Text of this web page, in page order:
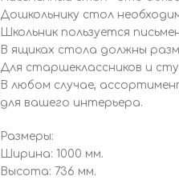
Дошкольнику стол
Школьник пользуется
В ящиках стола должны
Для старшеклассников и
В любом случае,
для вашего интерьера.
Размеры:
Ширина: 1000 мм.
Высота: 736 мм.